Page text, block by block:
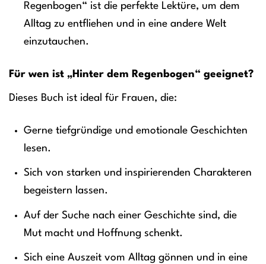
Regenbogen“ ist die perfekte Lektüre, um dem
Alltag zu entfliehen und in eine andere Welt
einzutauchen.
Für wen ist „Hinter dem Regenbogen“ geeignet?
Dieses Buch ist ideal für Frauen, die:
Gerne tiefgründige und emotionale Geschichten
lesen.
Sich von starken und inspirierenden Charakteren
begeistern lassen.
Auf der Suche nach einer Geschichte sind, die
Mut macht und Hoffnung schenkt.
Sich eine Auszeit vom Alltag gönnen und in eine